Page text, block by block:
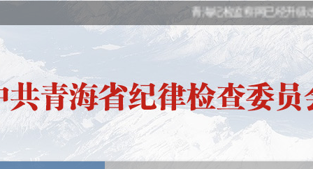
青海纪检监察网已经升级